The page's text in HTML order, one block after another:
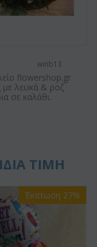
winb13
flowershop.gr
με λευκά & ροζ
σε καλάθι.
ΤΙΜΗ
Έκπτωση 27%